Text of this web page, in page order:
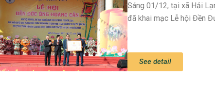
Sáng 01/12, tại xã Hải
đã khai mạc Lễ hội Đền
See detail